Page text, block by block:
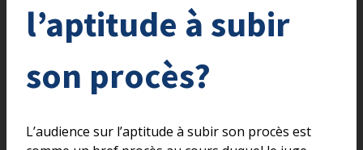
l’aptitude à subir
son procès?
L’audience sur l’aptitude à subir son procès est